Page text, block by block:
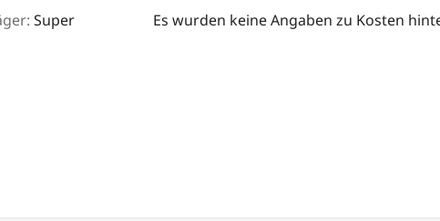
Super Es wurden keine Angaben zu Kosten